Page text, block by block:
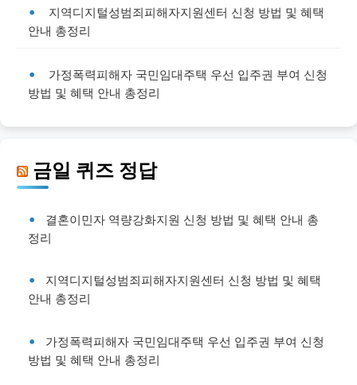
지역디지털성범죄피해자지원센터 신청 방법 및 혜택
안내 총정리
가정폭력피해자 국민임대주택 우선 입주권 부여 신청
방법 및 혜택 안내 총정리
금일 퀴즈 정답
결혼이민자 역량강화지원 신청 방법 및 혜택 안내 총
정리
지역디지털성범죄피해자지원센터 신청 방법 및 혜택
안내 총정리
가정폭력피해자 국민임대주택 우선 입주권 부여 신청
방법 및 혜택 안내 총정리